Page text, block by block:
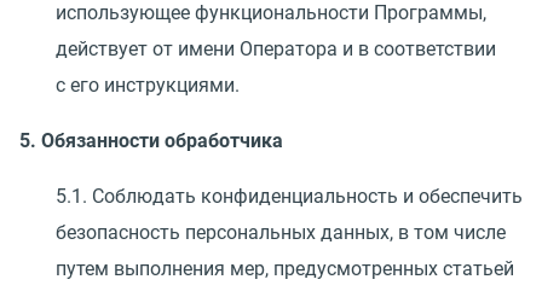
использующее функциональности Программы,
действует от имени Оператора и в соответствии
с его инструкциями.
5. Обязанности обработчика
5.1. Соблюдать конфиденциальность и обеспечить
безопасность персональных данных, в том числе
путем выполнения мер, предусмотренных статьей